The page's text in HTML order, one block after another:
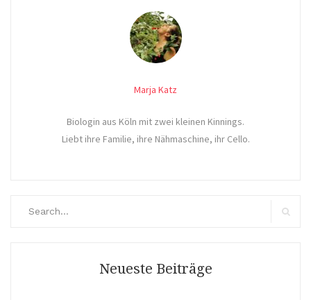
Marja Katz
Biologin aus Köln mit zwei kleinen Kinnings.
Liebt ihre Familie, ihre Nähmaschine, ihr Cello.
Neueste Beiträge